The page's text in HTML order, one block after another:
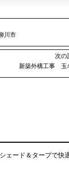
川市
次の
新築外構工事 玉
ェード＆タープで快